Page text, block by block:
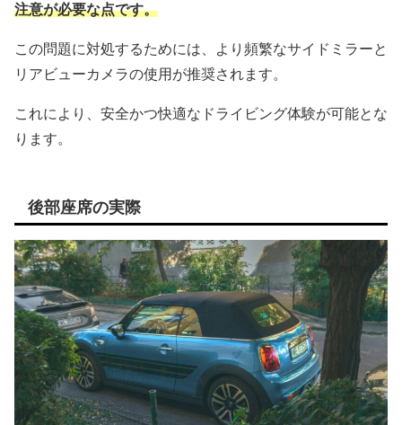
注意が必要な点です。
この問題に対処するためには、より頻繁なサイドミラーと
リアビューカメラの使用が推奨されます。
これにより、安全かつ快適なドライビング体験が可能とな
ります。
後部座席の実際